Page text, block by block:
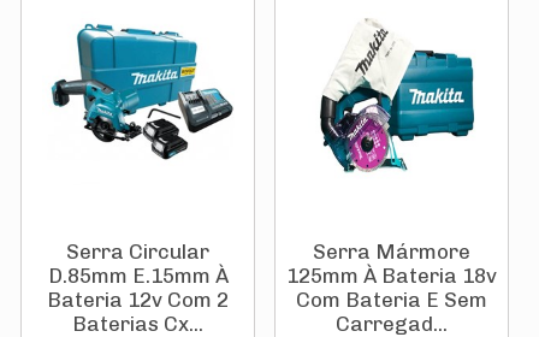
Serra Circular
D.85mm E.15mm À
Bateria 12v Com 2
Baterias Cx...
Serra Mármore
125mm À Bateria 18v
Com Bateria E Sem
Carregad...